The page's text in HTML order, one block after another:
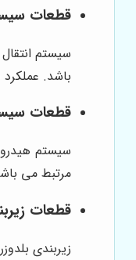
قطعات
سیستم
باشد.
قطعات
سیستم
مرتبط می
قطعات
زیربندی